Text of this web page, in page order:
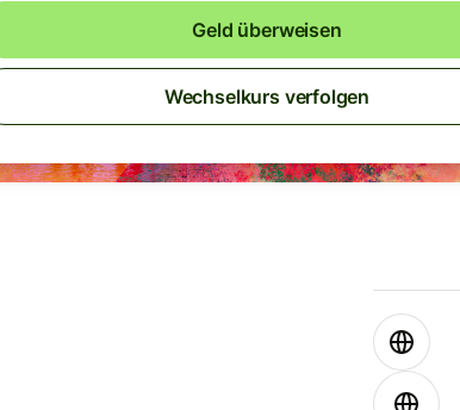
Geld überweisen
Wechselkurs verfolgen